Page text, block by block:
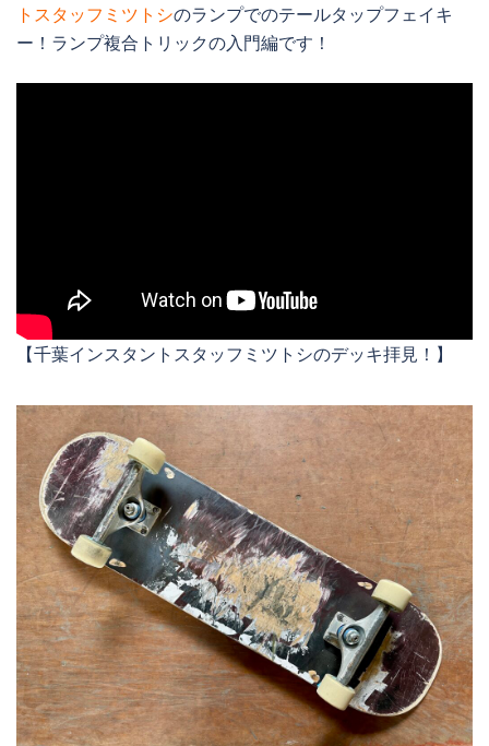
トスタッフミツトシのランプでのテールタップフェイキ
ー！ランプ複合トリックの入門編です！
【千葉インスタントスタッフミツトシのデッキ拝見！】